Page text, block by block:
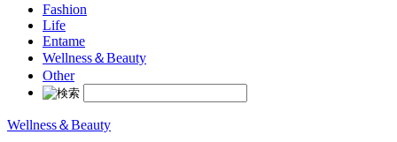
Fashion
Life
Entame
Wellness＆Beauty
Other
Search
Wellness＆Beauty